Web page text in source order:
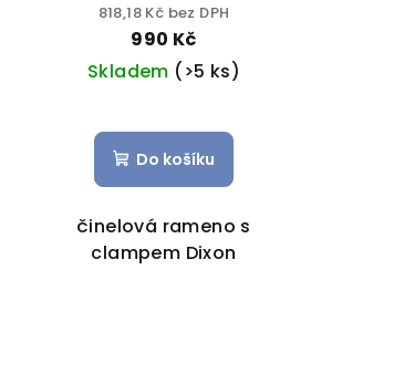
818,18 Kč bez DPH
990 Kč
Skladem (>5 ks)
Do košíku
činelová rameno s
clampem Dixon